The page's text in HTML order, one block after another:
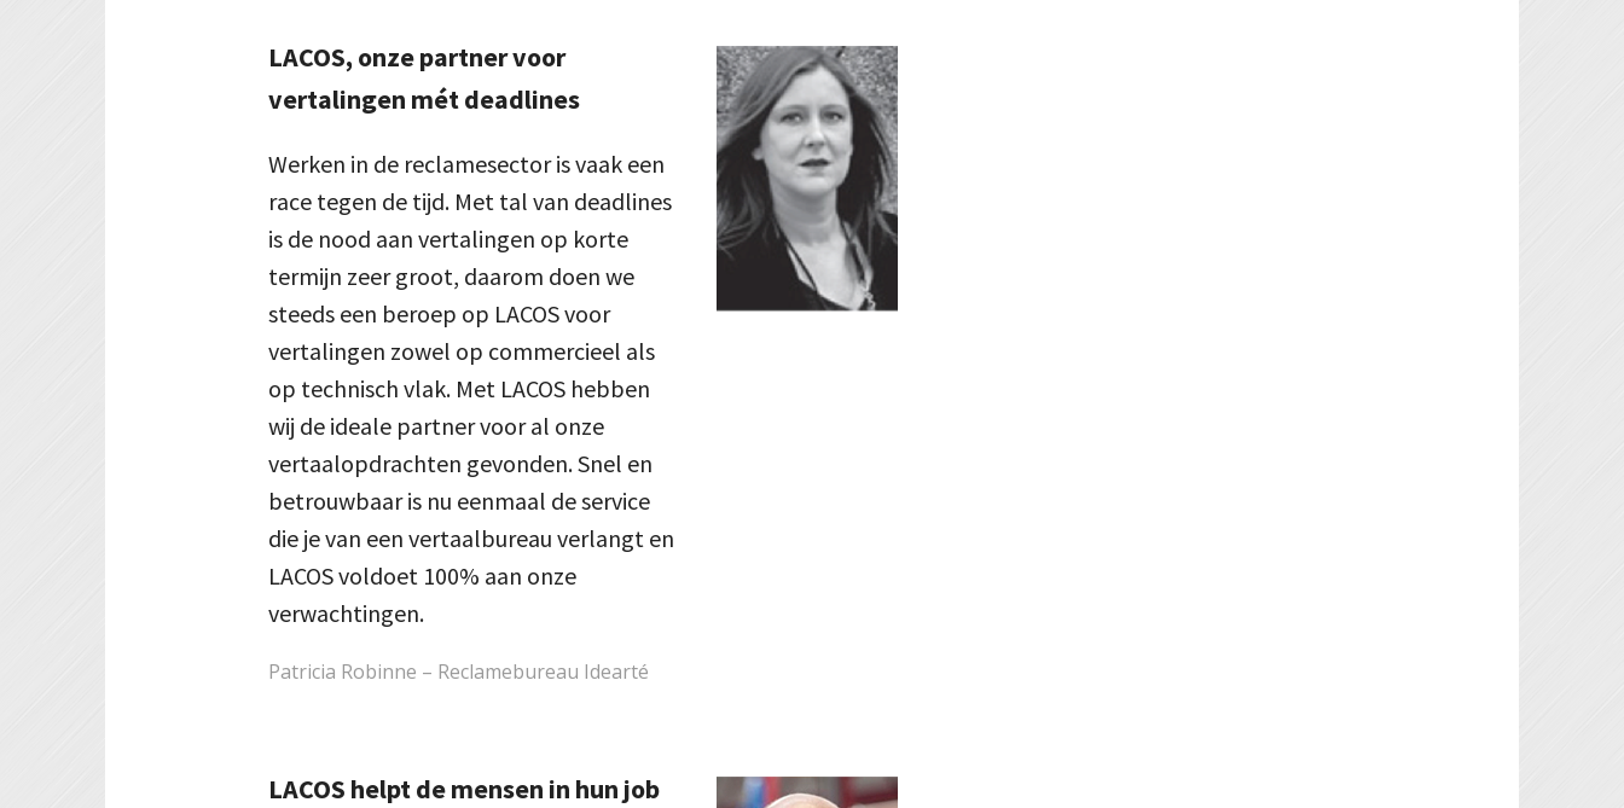
LACOS, onze partner voor
vertalingen mét deadlines
Werken in de reclamesector is vaak een
race tegen de tijd. Met tal van deadlines
is de nood aan vertalingen op korte
termijn zeer groot, daarom doen we
steeds een beroep op LACOS voor
vertalingen zowel op commercieel als
op technisch vlak. Met LACOS hebben
wij de ideale partner voor al onze
vertaalopdrachten gevonden. Snel en
betrouwbaar is nu eenmaal de service
die je van een vertaalbureau verlangt en
LACOS voldoet 100% aan onze
verwachtingen.
Patricia Robinne – Reclamebureau Idearté
LACOS helpt de mensen in hun job